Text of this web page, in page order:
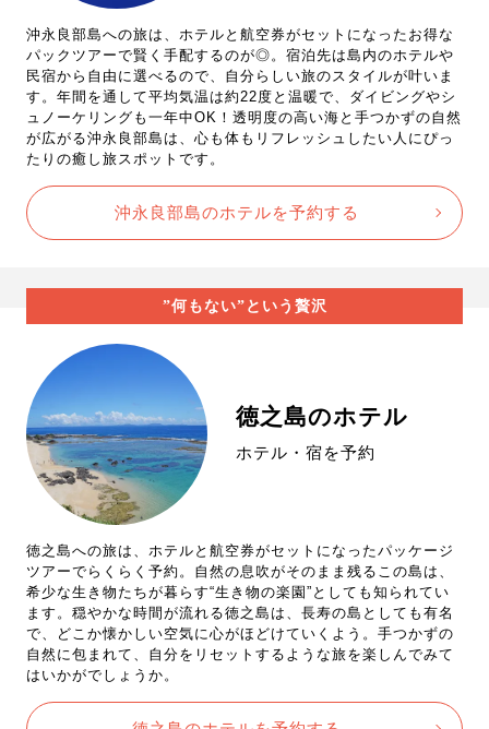
沖永良部島への旅は、ホテルと航空券がセットになったお得な
パックツアーで賢く手配するのが◎。宿泊先は島内のホテルや
民宿から自由に選べるので、自分らしい旅のスタイルが叶いま
す。年間を通して平均気温は約22度と温暖で、ダイビングやシ
ュノーケリングも一年中OK！透明度の高い海と手つかずの自然
が広がる沖永良部島は、心も体もリフレッシュしたい人にぴっ
たりの癒し旅スポットです。
沖永良部島のホテルを予約する
”何もない”という贅沢
徳之島のホテル
ホテル・宿を予約
徳之島への旅は、ホテルと航空券がセットになったパッケージ
ツアーでらくらく予約。自然の息吹がそのまま残るこの島は、
希少な生き物たちが暮らす“生き物の楽園”としても知られてい
ます。穏やかな時間が流れる徳之島は、長寿の島としても有名
で、どこか懐かしい空気に心がほどけていくよう。手つかずの
自然に包まれて、自分をリセットするような旅を楽しんでみて
はいかがでしょうか。